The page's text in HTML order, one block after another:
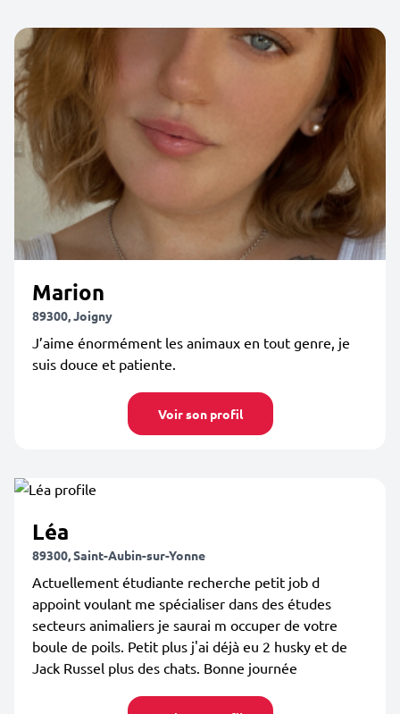
Marion
89300, Joigny
J’aime énormément les animaux en tout genre, je
suis douce et patiente.
Voir son profil
Léa
89300, Saint-Aubin-sur-Yonne
Actuellement étudiante recherche petit job d
appoint voulant me spécialiser dans des études
secteurs animaliers je saurai m occuper de votre
boule de poils. Petit plus j'ai déjà eu 2 husky et de
Jack Russel plus des chats. Bonne journée